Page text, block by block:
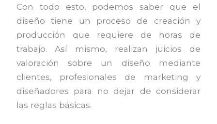
Con todo esto, podemos saber que el
diseño tiene un proceso de creación y
producción que requiere de horas de
trabajo. Así mismo, realizan juicios de
valoración sobre un diseño mediante
clientes, profesionales de marketing y
diseñadores para no dejar de considerar
las reglas básicas.